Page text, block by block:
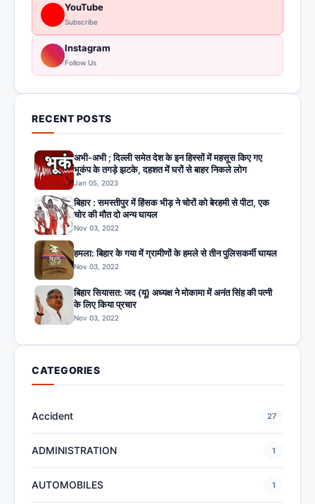
YouTube
Subscribe
Instagram
Follow Us
RECENT POSTS
अभी-अभी ; दिल्ली समेत देश के इन हिस्सों में महसूस किए गए
भूकंप के तगड़े झटके, दहशत में घरों से बाहर निकले लोग
Jan 05, 2023
बिहार : समस्तीपुर में हिंसक भीड़ ने चोरों को बेरहमी से पीटा, एक
चोर की मौत दो अन्य घायल
Nov 03, 2022
हमला: बिहार के गया में ग्रामीणों के हमले से तीन पुलिसकर्मी घायल
Nov 03, 2022
बिहार सियासत: जद (यू) अध्यक्ष ने मोकामा में अनंत सिंह की पत्नी
के लिए किया प्रचार
Nov 03, 2022
CATEGORIES
Accident 27
ADMINISTRATION 1
AUTOMOBILES 1